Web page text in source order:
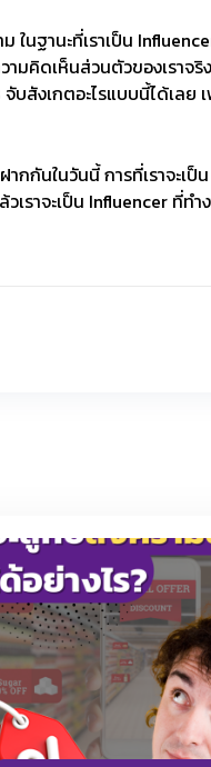
ในฐานะที่เราเป็น
ามคิดเห็นส่วนตัวของเรา
สังเกตอะไรแบบนี้ได้เลย
กันในวันนี้ การที่เราจะเ
เราจะเป็น Influencer ที่ท